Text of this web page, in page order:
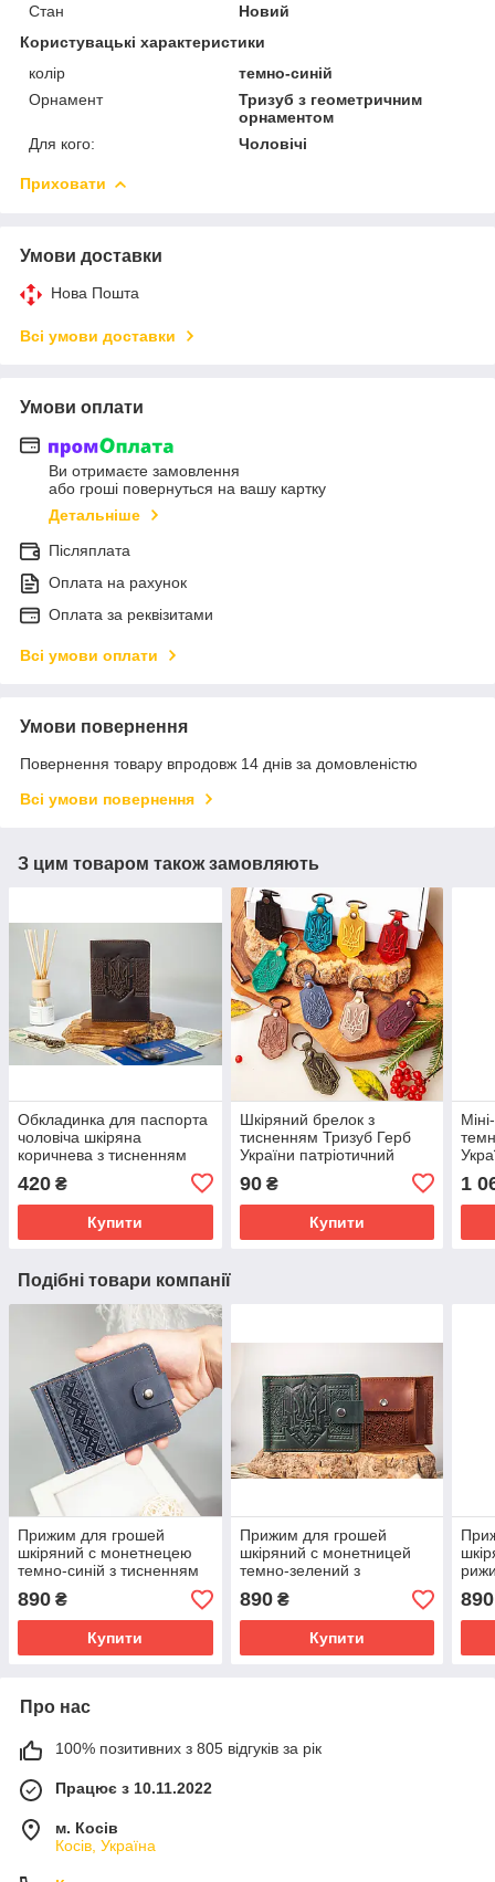
Стан
Новий
Користувацькі характеристики
колір
темно-синій
Орнамент
Тризуб з геометричним
орнаментом
Для кого:
Чоловічі
Приховати
Умови доставки
Нова Пошта
Всі умови доставки
Умови оплати
Ви отримаєте замовлення
або гроші повернуться на вашу картку
Детальніше
Післяплата
Оплата на рахунок
Оплата за реквізитами
Всі умови оплати
Умови повернення
Повернення товару впродовж 14 днів за домовленістю
Всі умови повернення
З цим товаром також замовляють
Обкладинка для паспорта
чоловіча шкіряна
коричнева з тисненням
420 ₴
Купити
Шкіряний брелок з
тисненням Тризуб Герб
України патріотичний
90₴
Купити
1
Подібні товари компанії
Прижим для грошей
шкіряний с монетнецею
темно-синій з тисненням
Народний Орнамент
890 ₴
Купити
Прижим для грошей
шкіряний с монетницей
темно-зелений з
тисненням Тризуб України
890₴
Купити
890
Про нас
100% позитивних з 805 відгуків за рік
Працює з 10.11.2022
м. Косів
Косів, Україна